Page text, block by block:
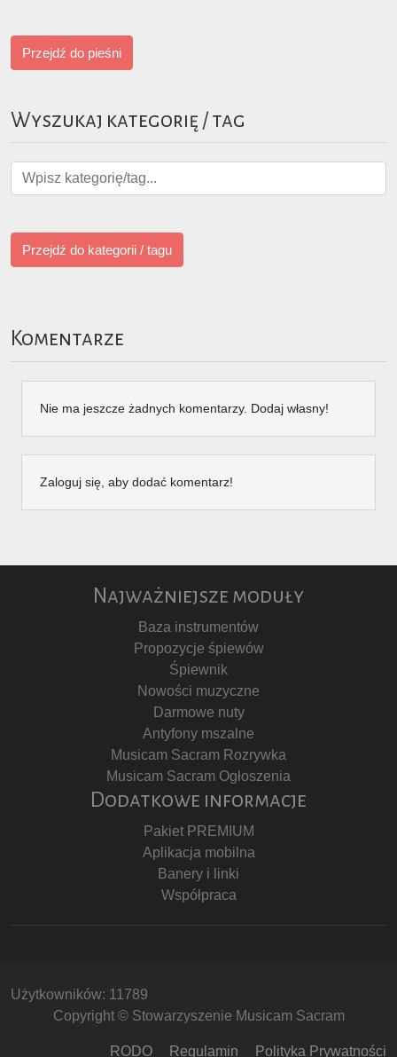
Przejdź do pieśni
Wyszukaj kategorię / tag
Przejdź do kategorii / tagu
Komentarze
Nie ma jeszcze żadnych komentarzy. Dodaj własny!
Zaloguj się, aby dodać komentarz!
Najważniejsze moduły
Baza instrumentów
Propozycje śpiewów
Śpiewnik
Nowości muzyczne
Darmowe nuty
Antyfony mszalne
Musicam Sacram Rozrywka
Musicam Sacram Ogłoszenia
Dodatkowe informacje
Pakiet PREMIUM
Aplikacja mobilna
Banery i linki
Współpraca
Użytkowników: 11789
Copyright © Stowarzyszenie Musicam Sacram
RODO Regulamin Polityka Prywatności